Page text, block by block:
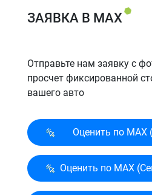
ЗАЯВКА В MAX
Отправьте нам заявку с
просчет фиксированной
вашего авто
Оценить по MAX
Оценить по MAX